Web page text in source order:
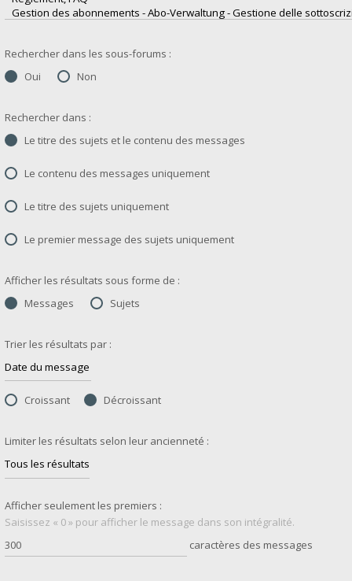
Rechercher dans les sous-forums :
Oui
Non
Rechercher dans :
Le titre des sujets et le contenu des messages
Le contenu des messages uniquement
Le titre des sujets uniquement
Le premier message des sujets uniquement
Afficher les résultats sous forme de :
Messages
Sujets
Trier les résultats par :
Croissant Décroissant
Limiter les résultats selon leur ancienneté :
Afficher seulement les premiers :
Saisissez « 0 » pour afficher le message dans son intégralité.
caractères des messages